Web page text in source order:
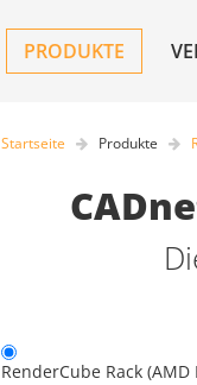
PRODUKTE
Startseite Produkte
RenderCube Rack (AMD